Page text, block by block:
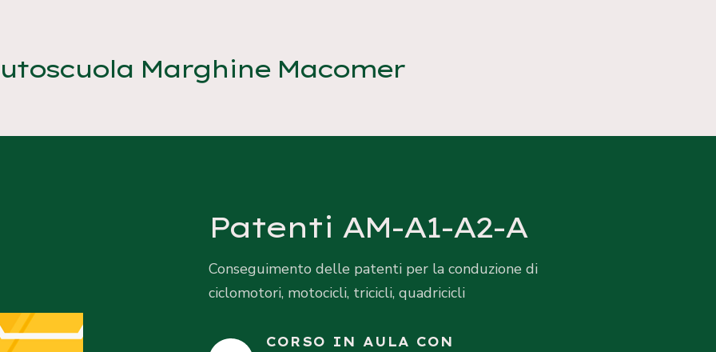
Marghine Macomer
Patenti AM-A1-A2-A
Conseguimento delle patenti per la conduzione di
ciclomotori, motocicli, tricicli, quadricicli
CORSO IN AULA CON